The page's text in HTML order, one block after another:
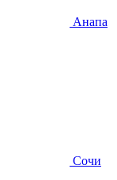
Анапа
Сочи